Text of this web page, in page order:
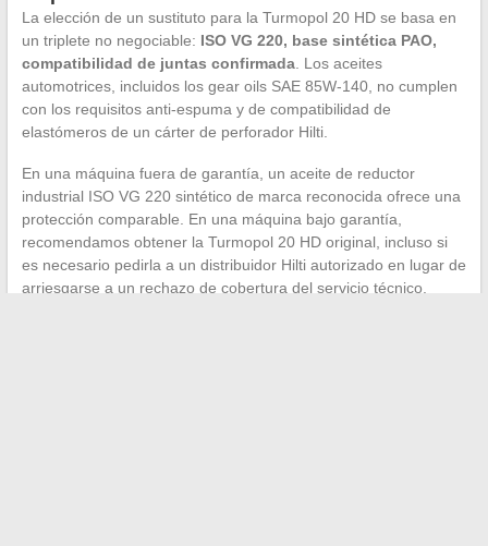
La elección de un sustituto para la Turmopol 20 HD se basa en
un triplete no negociable: ISO VG 220, base sintética PAO,
compatibilidad de juntas confirmada. Los aceites
automotrices, incluidos los gear oils SAE 85W-140, no cumplen
con los requisitos anti-espuma y de compatibilidad de
elastómeros de un cárter de perforador Hilti.
En una máquina fuera de garantía, un aceite de reductor
industrial ISO VG 220 sintético de marca reconocida ofrece una
protección comparable. En una máquina bajo garantía,
recomendamos obtener la Turmopol 20 HD original, incluso si
es necesario pedirla a un distribuidor Hilti autorizado en lugar de
arriesgarse a un rechazo de cobertura del servicio técnico.